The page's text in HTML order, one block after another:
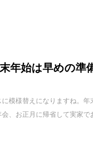
年始は早めの準
模様替えになりますね。年
、お正月に帰省して実家で